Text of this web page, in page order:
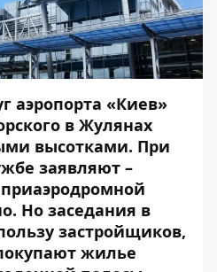
аэропорта «Киев»
в Жулянах
высотками. При
заявляют –
Но заседания в
застройщиков,
жилье